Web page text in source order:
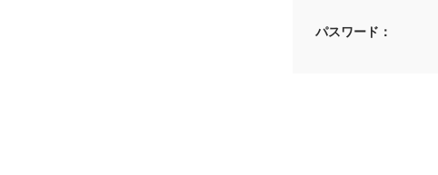
パスワード：